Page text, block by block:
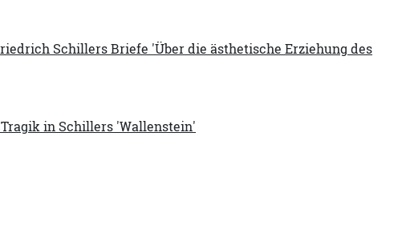
Schillers Briefe 'Über die ästhetische Erziehung des
in Schillers 'Wallenstein'